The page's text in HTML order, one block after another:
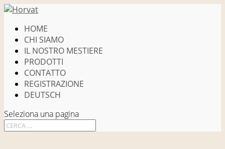
HOME
CHI SIAMO
IL NOSTRO MESTIERE
PRODOTTI
CONTATTO
REGISTRAZIONE
DEUTSCH
Seleziona una pagina